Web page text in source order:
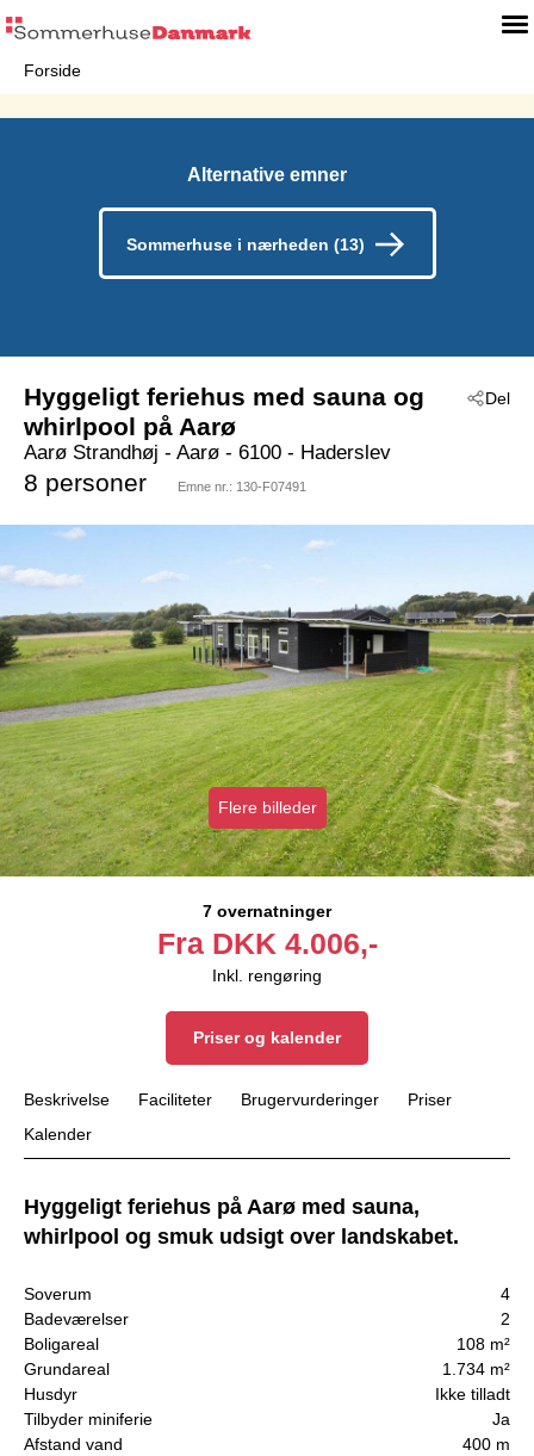
Forside
Alternative emner
Sommerhuse i nærheden (13)
Del
Hyggeligt feriehus med sauna og
whirlpool på Aarø
Aarø Strandhøj - Aarø - 6100 - Haderslev
8 personer Emne nr.: 130-F07491
Flere billeder
7 overnatninger
Fra DKK 4.006,-
Inkl. rengøring
Priser og kalender
Beskrivelse Faciliteter Brugervurderinger
Priser
Kalender
Hyggeligt feriehus på Aarø med sauna,
whirlpool og smuk udsigt over landskabet.
Soverum
4
Badeværelser
2
Boligareal
108 m²
Grundareal
1.734 m²
Husdyr
Ikke tilladt
Tilbyder miniferie
Ja
Afstand vand
400 m